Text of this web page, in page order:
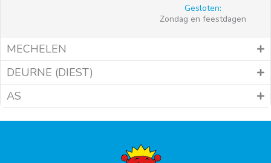
Gesloten:
Zondag en feestdagen
MECHELEN
DEURNE (DIEST)
AS